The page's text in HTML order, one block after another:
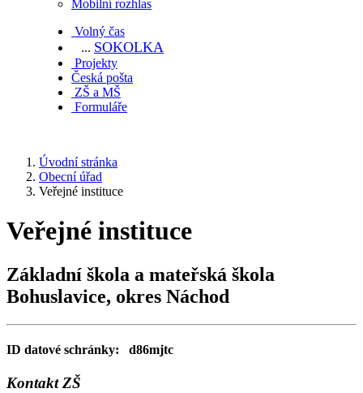
Mobilní rozhlas
Volný čas
... SOKOLKA
Projekty
Česká pošta
ZŠ a MŠ
Formuláře
Úvodní stránka
Obecní úřad
Veřejné instituce
Veřejné instituce
Základní škola a mateřská škola
Bohuslavice, okres Náchod
ID datové schránky: d86mjtc
Kontakt ZŠ